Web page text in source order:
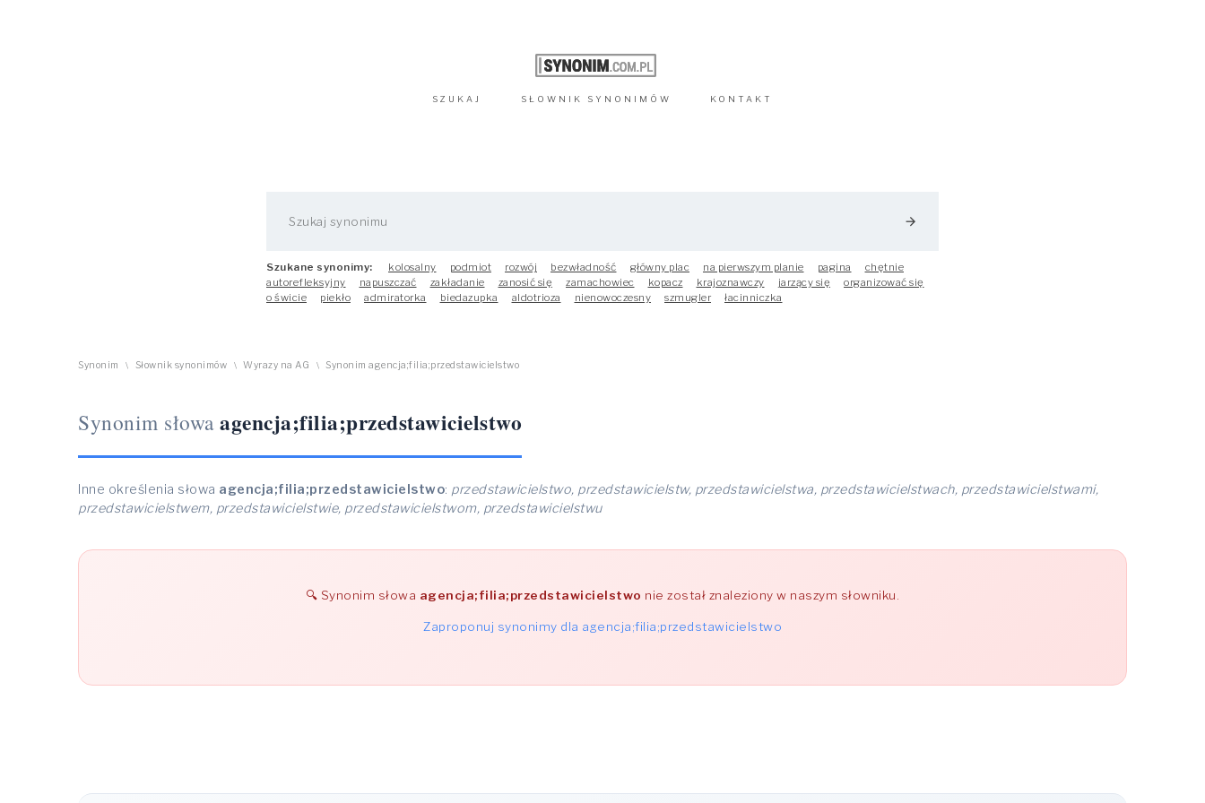
SZUKAJ SŁOWNIK SYNONIMÓW KONTAKT
arrow_forward
Szukane synonimy: kolosalny podmiot rozwój bezwładność główny plac na pierwszym planie pagina
chętnie
autorefleksyjny
napuszczać zakładanie zanosić się zamachowiec kopacz krajoznawczy jarzący się
organizować się
o świcie
piekło admiratorka biedazupka aldotrioza nienowoczesny szmugler łacinniczka
Synonim \ Słownik synonimów \ Wyrazy na AG \ Synonim agencja;filia;przedstawicielstwo
Synonim słowa agencja;filia;przedstawicielstwo
Inne określenia słowa agencja;filia;przedstawicielstwo: przedstawicielstwo, przedstawicielstw, przedstawicielstwa, przedstawicielstwach, przedstawicielstwami,
przedstawicielstwem, przedstawicielstwie, przedstawicielstwom, przedstawicielstwu
Synonim słowa agencja;filia;przedstawicielstwo nie został znaleziony w naszym słowniku.
Zaproponuj synonimy dla agencja;filia;przedstawicielstwo